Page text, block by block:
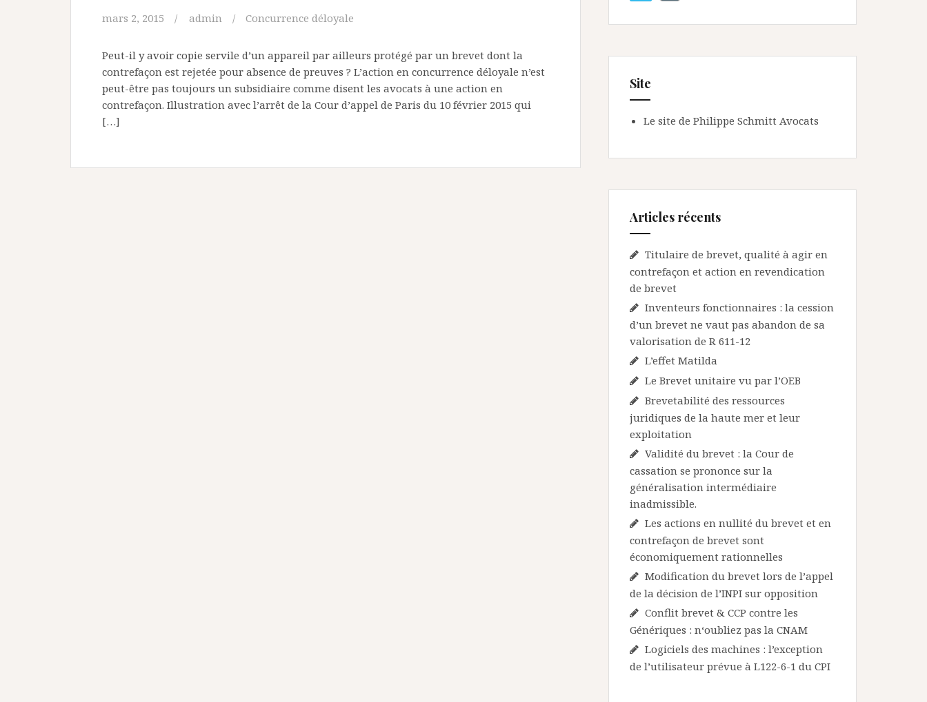
mars 2, 2015 admin Concurrence déloyale
Peut-il y avoir copie servile d’un appareil par ailleurs protégé par un brevet dont la
contrefaçon est rejetée pour absence de preuves ? L’action en concurrence déloyale n’est
peut-être pas toujours un subsidiaire comme disent les avocats à une action en
contrefaçon. Illustration avec l’arrêt de la Cour d’appel de Paris du 10 février 2015 qui
[…]
Site
Le site de Philippe Schmitt Avocats
Articles récents
Titulaire de brevet, qualité à agir en
contrefaçon et action en revendication
de brevet
Inventeurs fonctionnaires : la cession
d’un brevet ne vaut pas abandon de sa
valorisation de R 611-12
L’effet Matilda
Le Brevet unitaire vu par l’OEB
Brevetabilité des ressources
juridiques de la haute mer et leur
exploitation
Validité du brevet : la Cour de
cassation se prononce sur la
généralisation intermédiaire
inadmissible.
Les actions en nullité du brevet et en
contrefaçon de brevet sont
économiquement rationnelles
Modification du brevet lors de l’appel
de la décision de l’INPI sur opposition
Conflit brevet & CCP contre les
Génériques : n‘oubliez pas la CNAM
Logiciels des machines : l’exception
de l’utilisateur prévue à L122-6-1 du CPI